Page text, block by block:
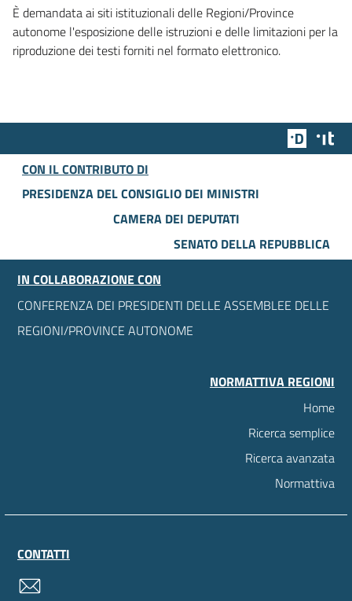
È demandata ai siti istituzionali delle Regioni/Province
autonome l'esposizione delle istruzioni e delle limitazioni per la
riproduzione dei testi forniti nel formato elettronico.
Team
CON IL CONTRIBUTO DI
PRESIDENZA DEL CONSIGLIO DEI MINISTRI
CAMERA DEI DEPUTATI
SENATO DELLA REPUBBLICA
IN COLLABORAZIONE CON
CONFERENZA DEI PRESIDENTI DELLE ASSEMBLEE DELLE
REGIONI/PROVINCE AUTONOME
NORMATTIVA REGIONI
Home
Ricerca semplice
Ricerca avanzata
Normattiva
CONTATTI